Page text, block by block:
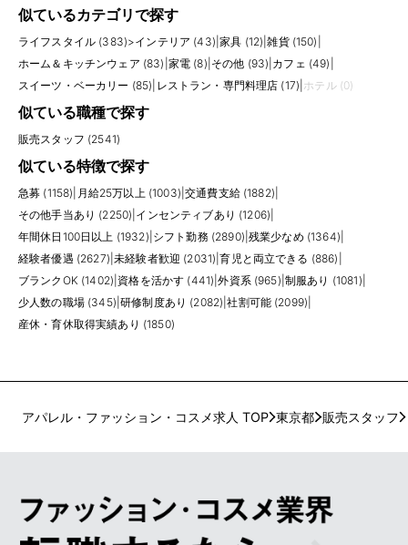
似ているカテゴリで探す
ライフスタイル (383)>インテリア (43) |家具 (12) |雑貨 (150)
ホーム＆キッチンウェア (83) 家電 (8) その他 (93) カフェ (49)
スイーツ・ベーカリー (85) レストラン・専門料理店 (17) ホテル (0)
似ている職種で探す
販売スタッフ (2541)
似ている特徴で探す
急募 (1158) 月給25万以上 (1003) |交通費支給 (1882)
その他手当あり (2250) インセンティブあり (1206)
年間休日100日以上 (1932) シフト勤務 (2890) 残業少なめ (1364)
経験者優遇 (2627) |未経験者歓迎 (2031) |育児と両立できる (886)
ブランクOK (1402) 資格を活かす (441) |外資系 (965) 制服あり (1081)
少人数の職場 (345) |研修制度あり (2082) |社割可能 (2099)
産休・育休取得実績あり (1850)
アパレル・ファッション・コスメ求人 TOP 東京都 販売スタッフ